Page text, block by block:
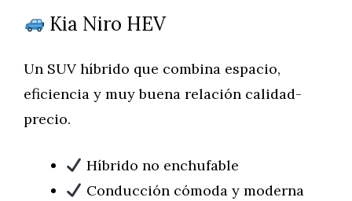
Kia Niro HEV
Un SUV híbrido que combina espacio,
eficiencia y muy buena relación calidad-
precio.
Híbrido no enchufable
Conducción cómoda y moderna